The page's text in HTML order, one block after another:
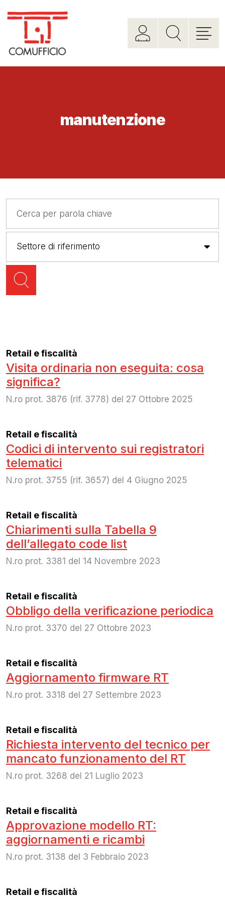
manutenzione
Retail e fiscalità
Visita ordinaria non eseguita: cosa
significa?
N.ro prot. 3876 (rif. 3778) del 27 Ottobre 2025
Retail e fiscalità
Codici di intervento sui registratori
telematici
N.ro prot. 3755 (rif. 3657) del 4 Giugno 2025
Retail e fiscalità
Chiarimenti sulla Tabella 9
dell’allegato code list
N.ro prot. 3381 del 14 Novembre 2023
Retail e fiscalità
Obbligo della verificazione periodica
N.ro prot. 3370 del 27 Ottobre 2023
Retail e fiscalità
Aggiornamento firmware RT
N.ro prot. 3318 del 27 Settembre 2023
Retail e fiscalità
Richiesta intervento del tecnico per
mancato funzionamento del RT
N.ro prot. 3268 del 21 Luglio 2023
Retail e fiscalità
Approvazione modello RT:
aggiornamenti e ricambi
N.ro prot. 3138 del 3 Febbraio 2023
Retail e fiscalità